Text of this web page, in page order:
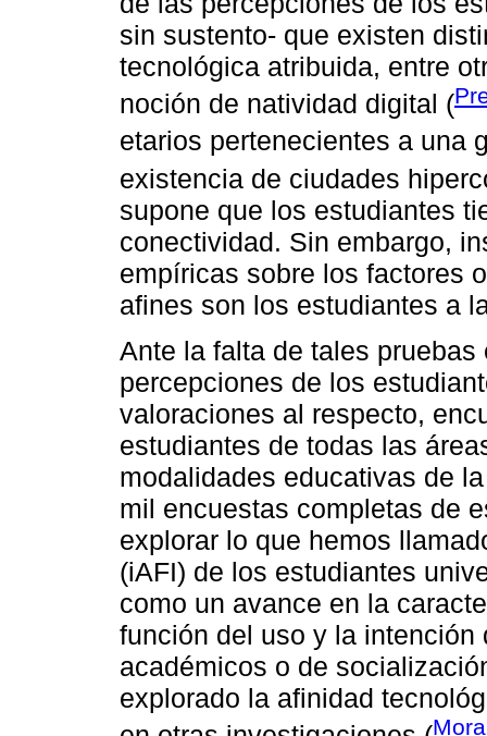
sin sustento- que existen
tecnológica atribuida, entre
noción de natividad digital (
etarios pertenecientes a una
existencia de ciudades
supone que los estudiantes
conectividad. Sin embargo,
empíricas sobre los factores
afines son los estudiantes a
Ante la falta de tales
percepciones de los
valoraciones al respecto,
estudiantes de todas las
modalidades educativas de
mil encuestas completas de
explorar lo que hemos
(iAFI) de los estudiantes
como un avance en la
función del uso y la
académicos o de
explorado la afinidad